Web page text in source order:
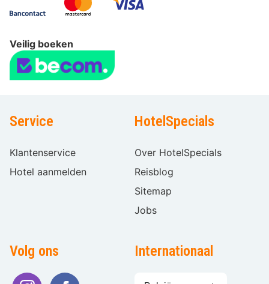
Veilig boeken
Service
Klantenservice
Hotel aanmelden
HotelSpecials
Over HotelSpecials
Reisblog
Sitemap
Jobs
Volg ons Internationaal